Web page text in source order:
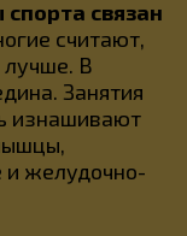
связан
считают,
лучше. В
Занятия
изнашивают
и желудочно-